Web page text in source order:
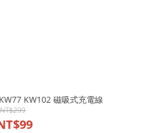
KW102 磁吸式充電線
NT$299